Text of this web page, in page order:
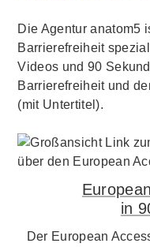
Die Agentur anatom5
Barrierefreiheit
Videos und 90
Barrierefreiheit und
(mit Untertitel).
in
Der European